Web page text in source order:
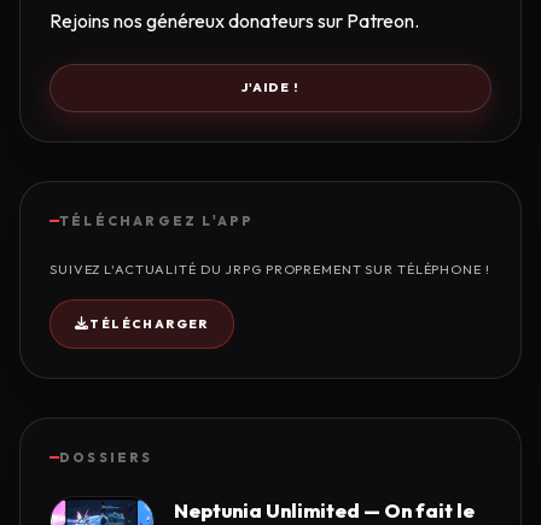
Rejoins nos généreux donateurs sur Patreon.
J'AIDE !
TÉLÉCHARGEZ L'APP
SUIVEZ L'ACTUALITÉ DU JRPG PROPREMENT SUR TÉLÉPHONE !
TÉLÉCHARGER
DOSSIERS
Neptunia Unlimited — On fait le